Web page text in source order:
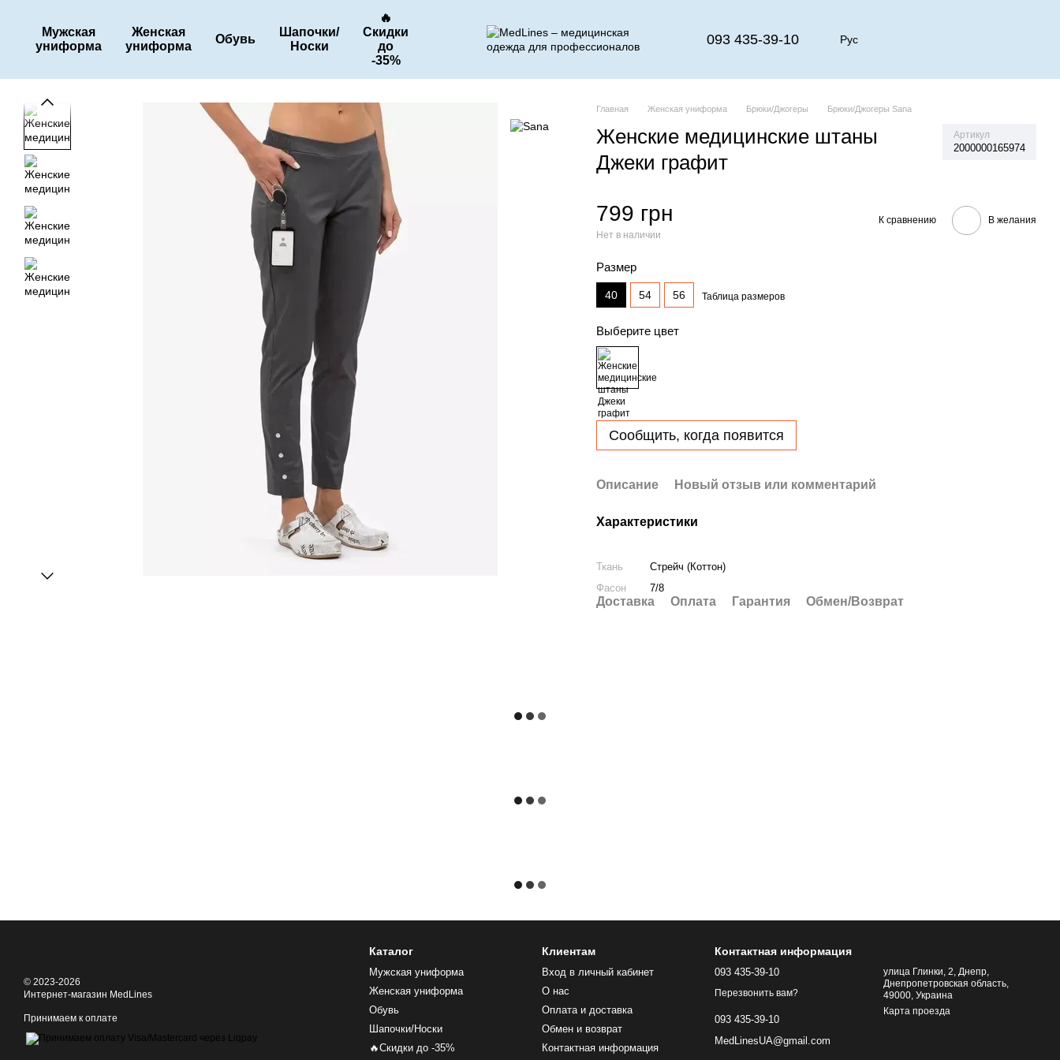
Мужская
униформа
Женская
униформа
Обувь
Шапочки/
Носки
🔥
Скидки
до
-35%
093 435-39-10 Рус
Главная Женская униформа Брюки/Джогеры Брюки/Джогеры Sana
Женские медицинские штаны
Джеки графит
Артикул
2000000165974
799 грн
Нет в наличии
К сравнению В желания
Размер
40 54 56 Таблица размеров
Выберите цвет
Сообщить, когда появится
Описание Новый отзыв или комментарий
Характеристики
Ткань
Стрейч (Коттон)
Фасон
7/8
Доставка Оплата Гарантия Обмен/Возврат
© 2023-2026
Интернет-магазин MedLines
Принимаем к оплате
Каталог
Мужская униформа
Женская униформа
Обувь
Шапочки/Носки
🔥Скидки до -35%
Клиентам
Вход в личный кабинет
О нас
Оплата и доставка
Обмен и возврат
Контактная информация
Контактная информация
093 435-39-10
Перезвонить вам?
093 435-39-10
MedLinesUA@gmail.com
улица Глинки, 2, Днепр,
Днепропетровская область,
49000, Украина
Карта проезда